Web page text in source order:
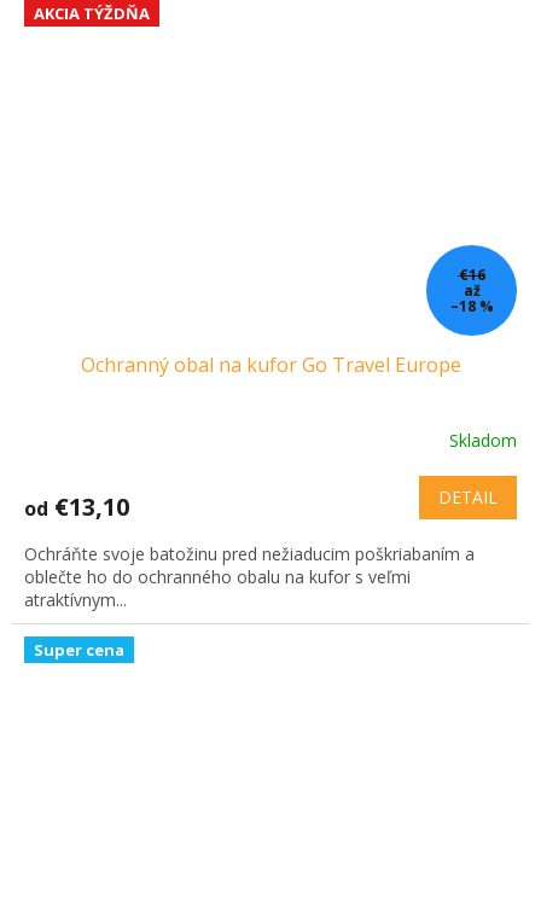
AKCIA TÝŽDŇA
€16
až
–18 %
Ochranný obal na kufor Go Travel Europe
Skladom
od €13,10 DETAIL
Ochráňte svoje batožinu pred nežiaducim poškriabaním a
oblečte ho do ochranného obalu na kufor s veľmi
atraktívnym...
Super cena